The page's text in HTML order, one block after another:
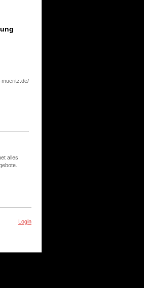
mueritz.de/
alles
Login